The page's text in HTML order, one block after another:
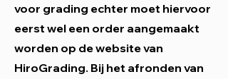
voor grading echter moet hiervoor
eerst wel een order aangemaakt
worden op de website van
HiroGrading. Bij het afronden van